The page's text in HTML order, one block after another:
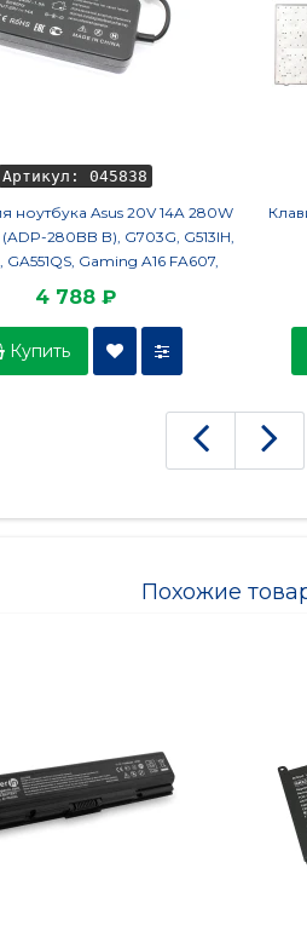
Артикул: 045838
ноутбука Asus 20V 14A 280W
280BB B), G703G, G513IH,
GA551QS, Gaming A16 FA607,
4 788 ₽
Купить
Похожие